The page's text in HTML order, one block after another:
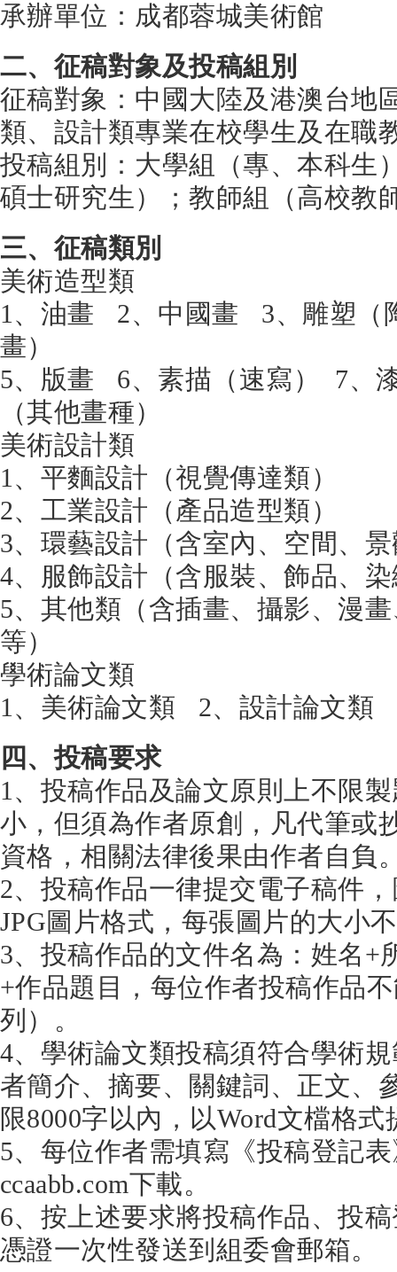
承辦單位：成都蓉城美術館
二、征稿對象及投稿組別
征稿對象：中國大陸及港澳台地
類、設計類專業在校學生及在職
投稿組別：大學組（專、本科生
碩士研究生）；教師組（高校教
三、征稿類別
美術造型類
1、油畫 2、中國畫 3、雕塑（
畫）
5、版畫 6、素描（速寫） 7、
（其他畫種）
美術設計類
1、平麵設計（視覺傳達類）
2、工業設計（產品造型類）
3、環藝設計（含室內、空間、
4、服飾設計（含服裝、飾品
5、其他類（含插畫、攝影、漫
等）
學術論文類
1、美術論文類 2、設計論文類
四、投稿要求
1、投稿作品及論文原則上不限
小，但須為作者原創，凡代筆或
資格，相關法律後果由作者自負
2、投稿作品一律提交電子稿件
JPG圖片格式，每張圖片的大小
3、投稿作品的文件名為：姓名+
+作品題目，每位作者投稿作品
列）。
4、學術論文類投稿須符合學術
者簡介、摘要、關鍵詞、正文、
限8000字以內，以Word文檔格式
5、每位作者需填寫《投稿登記
ccaabb.com下載。
6、按上述要求將投稿作品、投
憑證一次性發送到組委會郵箱。